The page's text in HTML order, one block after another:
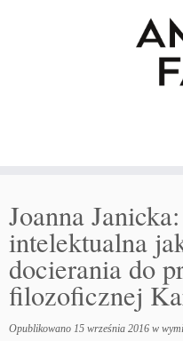
Joanna
intelektualna
docierania do
filozoficznej
Opublikowano 15 września 2016 w